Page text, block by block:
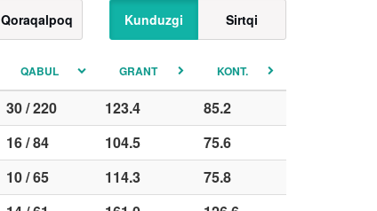
Kunduzgi
Sirtqi
Qoraqalpoq
QABUL GRANT KONT.
30 / 220 123.4
85.2
16 / 84 104.5
75.6
10 / 65 114.3
75.8